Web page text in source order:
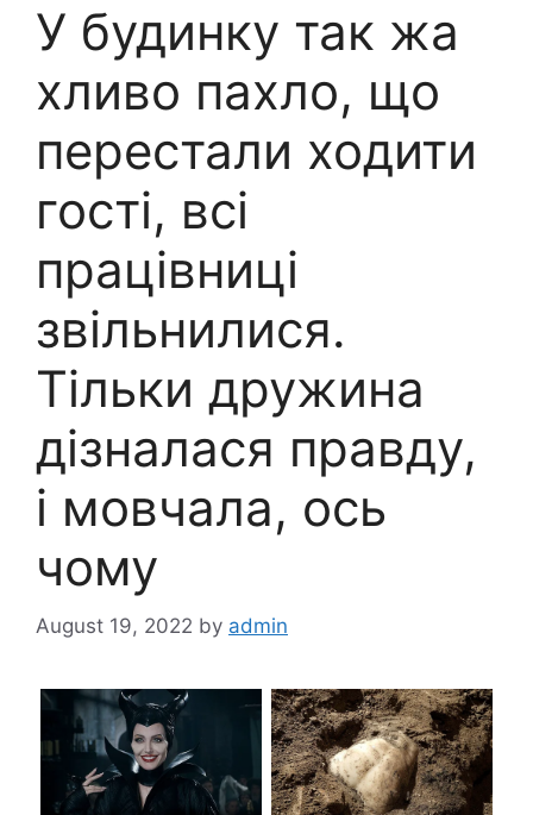
У будинку так жа
хливо пахло, що
перестали ходити
гості, всі
працівниці
звільнилися.
Тільки дружина
дізналася правду,
і мовчала, ось
чому
August 19, 2022 by admin